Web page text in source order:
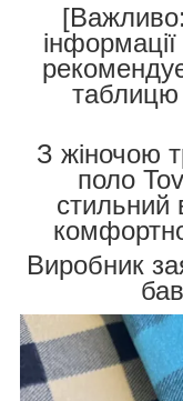
таблицю
З жіночою
поло
стильний
Виробник